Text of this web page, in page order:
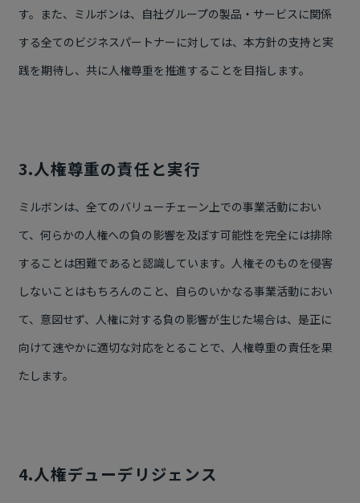
す。また、ミルボンは、自社グループの製品・サービスに関係
する全てのビジネスパートナーに対しては、本方針の支持と実
践を期待し、共に人権尊重を推進することを目指します。
3.人権尊重の責任と実行
ミルボンは、全てのバリューチェーン上での事業活動におい
て、何らかの人権への負の影響を及ぼす可能性を完全には排除
することは困難であると認識しています。人権そのものを侵害
しないことはもちろんのこと、自らのいかなる事業活動におい
て、意図せず、人権に対する負の影響が生じた場合は、是正に
向けて速やかに適切な対応をとることで、人権尊重の責任を果
たします。
4.人権デューデリジェンス